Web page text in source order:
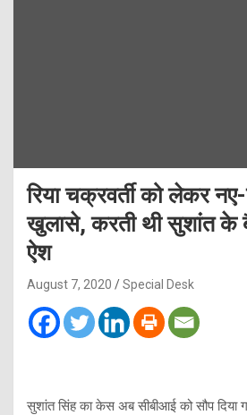
रिया चक्रवर्ती को लेकर
खुलासे, करती थी सुशांत के
ऐश
August 7, 2020 Special Desk
सुशांत सिंह का केस अब सीबीआई को सौप दिया